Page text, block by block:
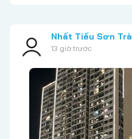
Nhất Tiếu Sơn Trà
13 giờ trước